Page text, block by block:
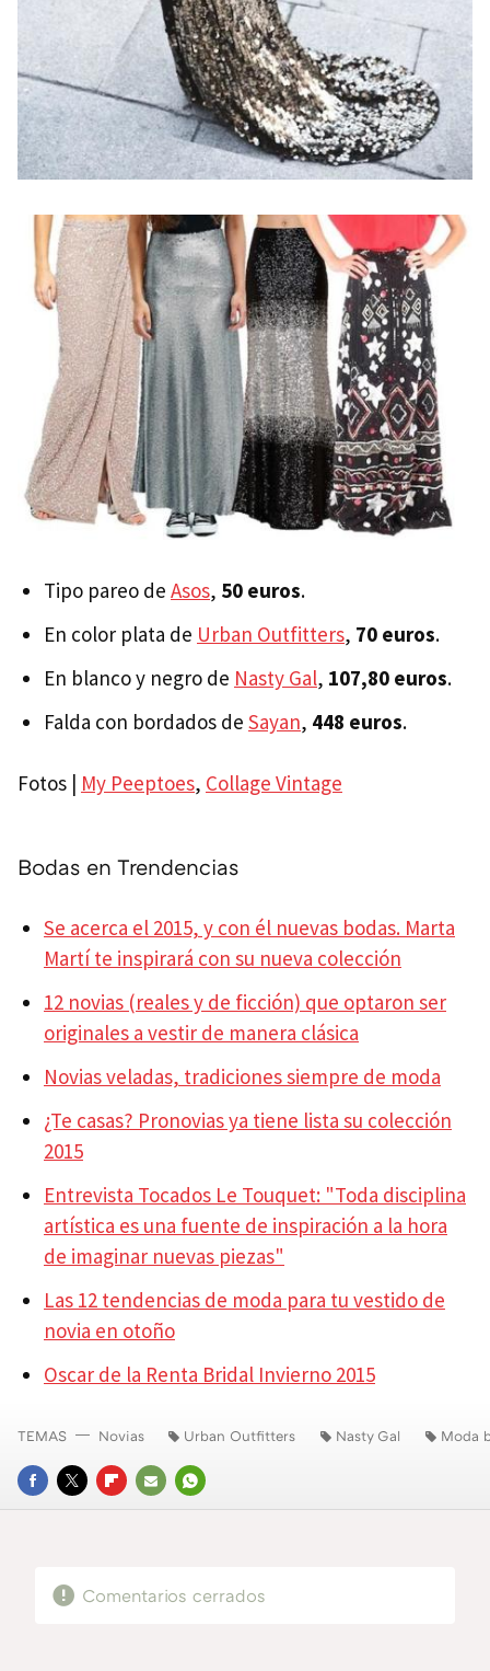
Tipo pareo de Asos, 50 euros.
En color plata de Urban Outfitters, 70 euros.
En blanco y negro de Nasty Gal, 107,80 euros.
Falda con bordados de Sayan, 448 euros.
Fotos | My Peeptoes, Collage Vintage
Bodas en Trendencias
Se acerca el 2015, y con él nuevas bodas. Marta
Martí te inspirará con su nueva colección
12 novias (reales y de ficción) que optaron ser
originales a vestir de manera clásica
Novias veladas, tradiciones siempre de moda
¿Te casas? Pronovias ya tiene lista su colección
2015
Entrevista Tocados Le Touquet: "Toda disciplina
artística es una fuente de inspiración a la hora
de imaginar nuevas piezas"
Las 12 tendencias de moda para tu vestido de
novia en otoño
Oscar de la Renta Bridal Invierno 2015
FACEBOOK
TWITTERFLIPBOARD
E-
WHATSAPP
TEMAS Novias Urban Outfitters Nasty Gal Moda
Comentarios cerrados